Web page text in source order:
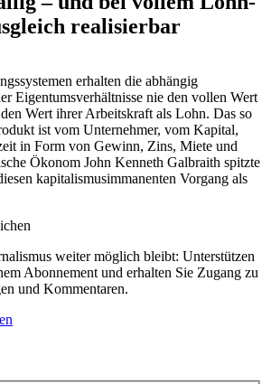
realisierbar
erhalten die abhängig
Eigentumsverhältnisse nie den vollen Wert
Wert ihrer Arbeitskraft als Lohn. Das so
ist vom Unternehmer, vom Kapital,
in Form von Gewinn, Zins, Miete und
Ökonom John Kenneth Galbraith spitzte
kapitalismusimmanenten Vorgang als
weiter möglich bleibt: Unterstützen
Abonnement und erhalten Sie Zugang zu
und Kommentaren.